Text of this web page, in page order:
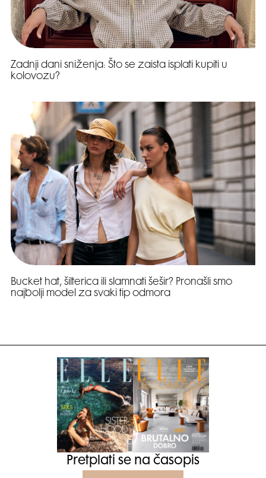
Zadnji dani sniženja: Što se zaista isplati kupiti u
kolovozu?
Bucket hat, šilterica ili slamnati šešir? Pronašli smo
najbolji model za svaki tip odmora
Pretplati se na časopis